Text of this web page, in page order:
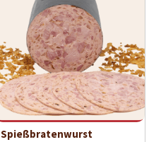
Spießbratenwurst